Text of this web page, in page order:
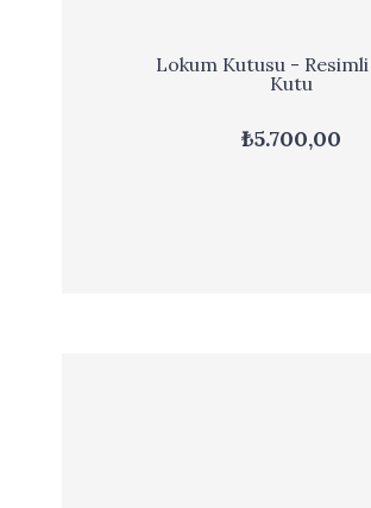
Lokum Kutusu - Resimli
Kutu
₺5.700,00